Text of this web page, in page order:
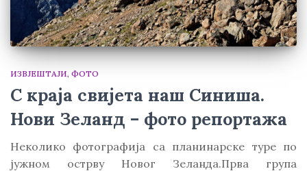
ИЗВЈЕШТАЈИ ФОТО
С краја свијета наш Синиша.
Нови Зеланд – фото репортажа
Неколико фотографија са планинарске туре по
јужном острву Новог Зеланда.Прва група